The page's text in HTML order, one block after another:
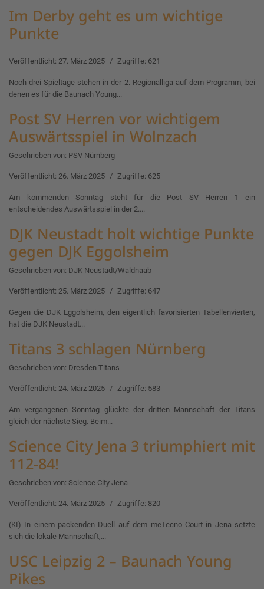
Im Derby geht es um wichtige
Punkte
Veröffentlicht: 27. März 2025 Zugriffe: 621
Noch drei Spieltage stehen in der 2. Regionalliga auf dem Programm, bei
denen es für die Baunach Young...
Post SV Herren vor wichtigem
Auswärtsspiel in Wolnzach
Geschrieben von: PSV Nürnberg
Veröffentlicht: 26. März 2025 Zugriffe: 625
Am kommenden Sonntag steht für die Post SV Herren 1 ein
entscheidendes Auswärtsspiel in der 2....
DJK Neustadt holt wichtige Punkte
gegen DJK Eggolsheim
Geschrieben von: DJK Neustadt/Waldnaab
Veröffentlicht: 25. März 2025 Zugriffe: 647
Gegen die DJK Eggolsheim, den eigentlich favorisierten Tabellenvierten,
hat die DJK Neustadt...
Titans 3 schlagen Nürnberg
Geschrieben von: Dresden Titans
Veröffentlicht: 24. März 2025 Zugriffe: 583
Am vergangenen Sonntag glückte der dritten Mannschaft der Titans
gleich der nächste Sieg. Beim...
Science City Jena 3 triumphiert mit
112-84!
Geschrieben von: Science City Jena
Veröffentlicht: 24. März 2025 Zugriffe: 820
(KI) In einem packenden Duell auf dem meTecno Court in Jena setzte
sich die lokale Mannschaft,...
USC Leipzig 2 – Baunach Young
Pikes